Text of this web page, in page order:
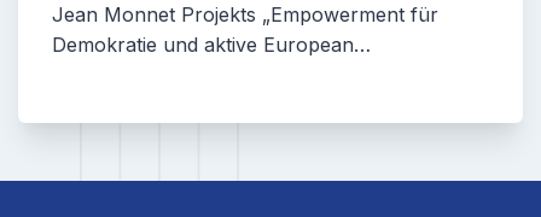
Jean Monnet Projekts „Empowerment für
Demokratie und aktive European…